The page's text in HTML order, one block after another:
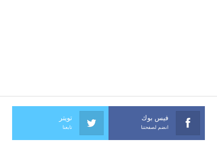
فيس بوك
انضم لصفحتنا
تويتر
تابعنا